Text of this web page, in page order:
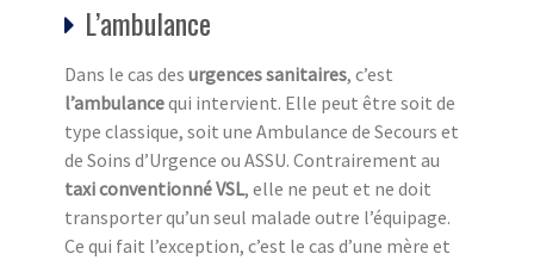
L’ambulance
Dans le cas des urgences sanitaires, c’est
l’ambulancequi intervient. Elle peut être soit de
type classique, soit une Ambulance de Secours et
de Soins d’Urgence ou ASSU. Contrairement au
taxi conventionné VSL, elle ne peut et ne doit
transporter qu’un seul malade outre l’équipage.
Ce qui fait l’exception, c’est le cas d’une mère et